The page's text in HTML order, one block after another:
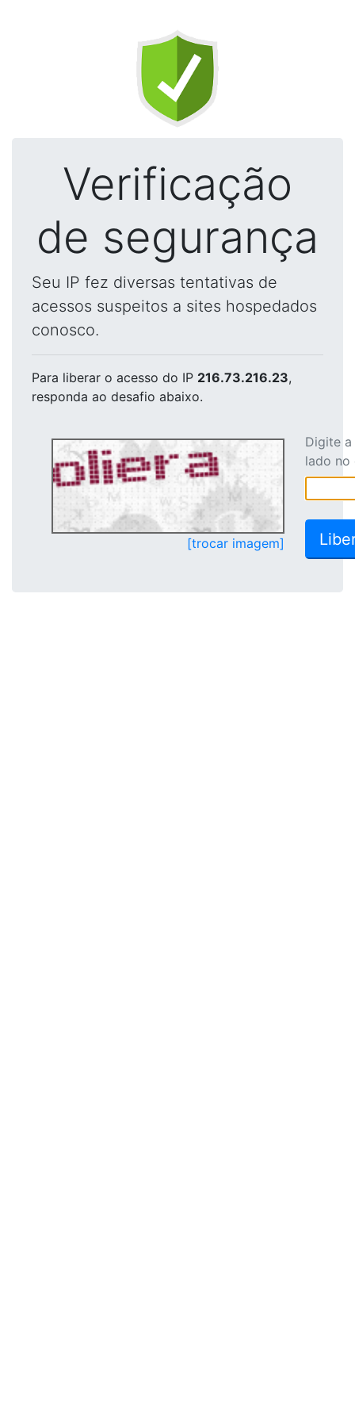
Verificação
de segurança
Seu IP fez diversas tentativas de
acessos suspeitos a sites hospedados
conosco.
Para liberar o acesso do IP 216.73.216.23,
responda ao desafio abaixo.
[trocar imagem]
Digite
lado no